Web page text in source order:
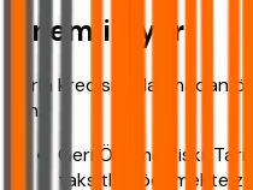
Önemli Uyarı
Tarla kredisi kullanmadan
alın:
Geri Ödeme Riski:
taksitleri ödemekte